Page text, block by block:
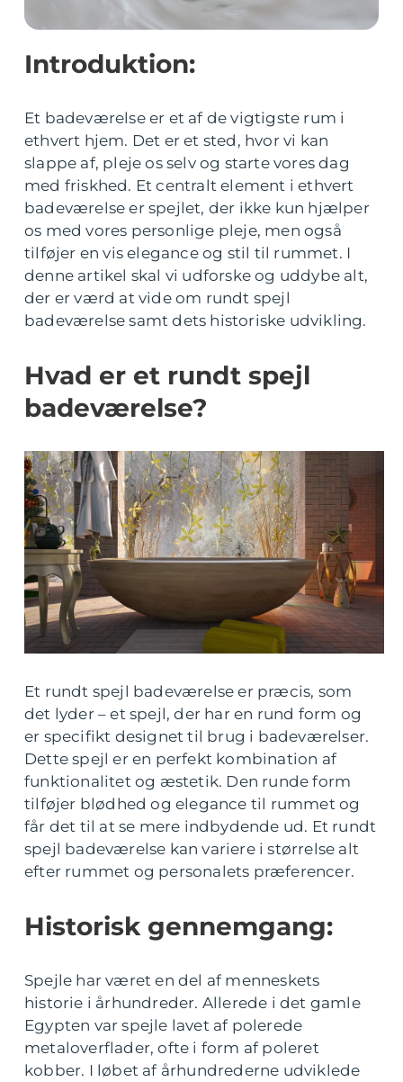
Introduktion:
Et badeværelse er et af de vigtigste rum i
ethvert hjem. Det er et sted, hvor vi kan
slappe af, pleje os selv og starte vores dag
med friskhed. Et centralt element i ethvert
badeværelse er spejlet, der ikke kun hjælper
os med vores personlige pleje, men også
tilføjer en vis elegance og stil til rummet. I
denne artikel skal vi udforske og uddybe alt,
der er værd at vide om rundt spejl
badeværelse samt dets historiske udvikling.
Hvad er et rundt spejl
badeværelse?
Et rundt spejl badeværelse er præcis, som
det lyder – et spejl, der har en rund form og
er specifikt designet til brug i badeværelser.
Dette spejl er en perfekt kombination af
funktionalitet og æstetik. Den runde form
tilføjer blødhed og elegance til rummet og
får det til at se mere indbydende ud. Et rundt
spejl badeværelse kan variere i størrelse alt
efter rummet og personalets præferencer.
Historisk gennemgang:
Spejle har været en del af menneskets
historie i århundreder. Allerede i det gamle
Egypten var spejle lavet af polerede
metaloverflader, ofte i form af poleret
kobber. I løbet af århundrederne udviklede